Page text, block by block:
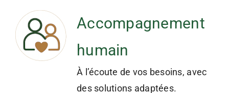
Accompagnement
humain
À l’écoute de vos besoins, avec
des solutions adaptées.